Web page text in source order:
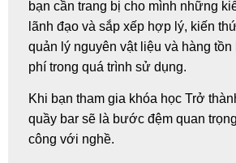
bạn cần trang bị cho mình những
lãnh đạo và sắp xếp hợp lý, kiến
quản lý nguyên vật liệu và hàng tồn
phí trong quá trình sử dụng.
Khi bạn tham gia khóa học Trở
quầy bar sẽ là bước đệm quan
công với nghề.